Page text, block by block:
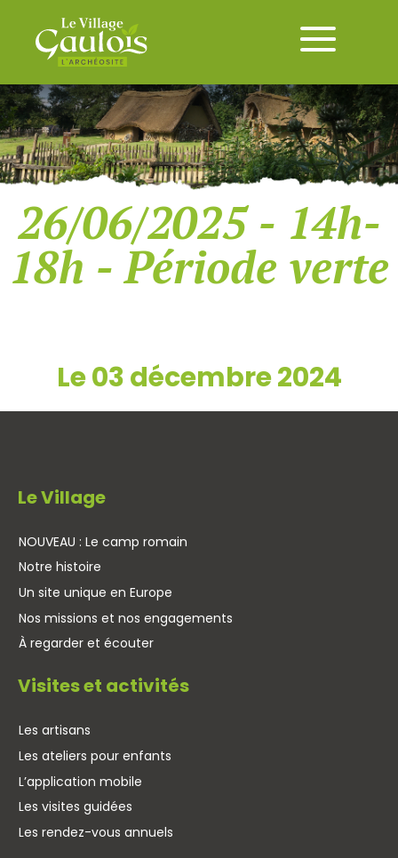
26/06/2025 - 14h-
18h - Période verte
Le 03 décembre 2024
Le Village
NOUVEAU : Le camp romain
Notre histoire
Un site unique en Europe
Nos missions et nos engagements
À regarder et écouter
Visites et activités
Les artisans
Les ateliers pour enfants
L’application mobile
Les visites guidées
Les rendez-vous annuels